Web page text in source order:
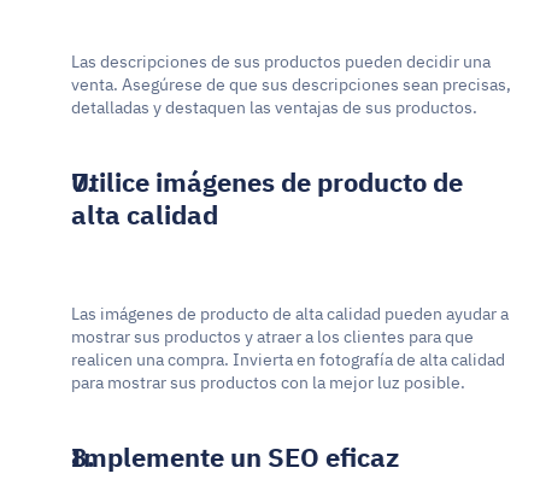
Las descripciones de sus productos pueden decidir una
venta. Asegúrese de que sus descripciones sean precisas,
detalladas y destaquen las ventajas de sus productos.
Utilice imágenes de producto de
alta calidad
Las imágenes de producto de alta calidad pueden ayudar a
mostrar sus productos y atraer a los clientes para que
realicen una compra. Invierta en fotografía de alta calidad
para mostrar sus productos con la mejor luz posible.
Implemente un SEO eficaz